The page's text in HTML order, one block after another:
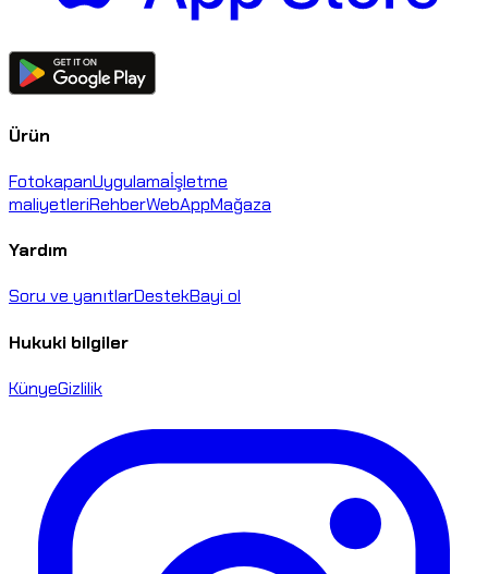
Ürün
FotokapanUygulamaİşletme
maliyetleriRehberWebAppMağaza
Yardım
Soru ve yanıtlarDestekBayi ol
Hukuki bilgiler
KünyeGizlilik